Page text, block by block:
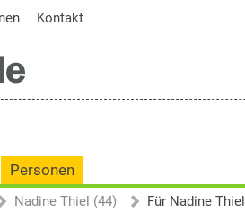
Kontakt
Personen
Nadine Thiel (44)